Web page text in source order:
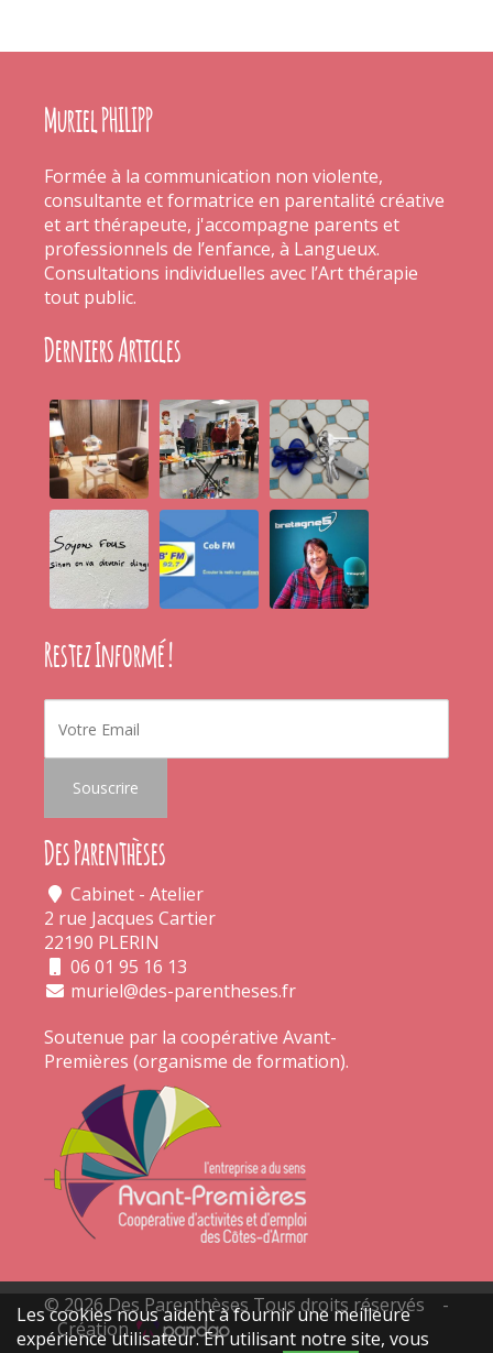
Les cookies nous aident à fournir une meilleure
expérience utilisateur. En utilisant notre site, vous
Muriel PHILIPP
Formée à la communication non violente,
consultante et formatrice en parentalité créative
et art thérapeute, j'accompagne parents et
professionnels de l’enfance, à Langueux.
Consultations individuelles avec l’Art thérapie
tout public.
Derniers Articles
Restez Informé !
Des Parenthèses
Cabinet - Atelier
2 rue Jacques Cartier
22190 PLERIN
06 01 95 16 13
muriel@des-parentheses.fr
Soutenue par la coopérative Avant-
Premières (organisme de formation).
© 2026 Des Parenthèses Tous droits réservés -
Création